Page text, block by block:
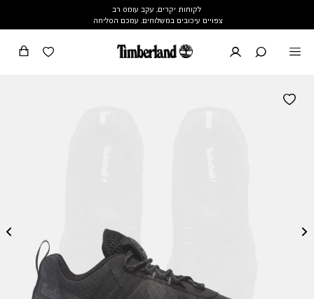
לקוחות יקרים, עקב עומס רב
צפויים עיכובים במשלוחים. עמכם הסליחה